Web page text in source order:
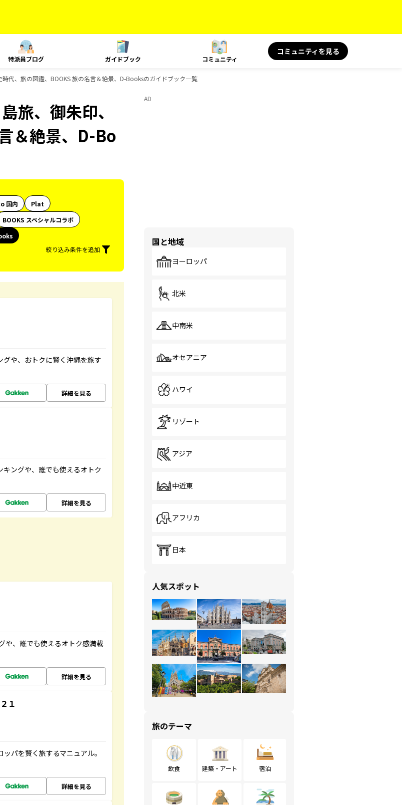
特派員ブログ ガイドブック コミュニティ
コミュニティを見る
代、旅の図鑑、BOOKS 旅の名言＆絶景、D-Booksのガイドブック一覧
旅、御朱印、
＆絶景、D-Bo
国内
Plat
BOOKS スペシャルコラボ
絞り込み条件を追加
や、おトクに賢く沖縄を旅す
詳細を見る
ングや、誰でも使えるオトク
詳細を見る
や、誰でも使えるオトク感満載
詳細を見る
１
パを賢く旅するマニュアル。
詳細を見る
AD
国と地域
ヨーロッパ
北米
中南米
オセアニア
ハワイ
リゾート
アジア
中近東
アフリカ
日本
人気スポット
旅のテーマ
飲食 建築・アート 宿泊